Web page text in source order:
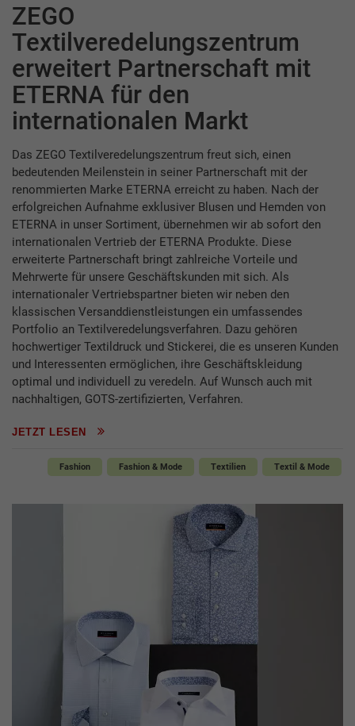
ZEGO
Textilveredelungszentrum
erweitert Partnerschaft mit
ETERNA für den
internationalen Markt
Das ZEGO Textilveredelungszentrum freut sich, einen
bedeutenden Meilenstein in seiner Partnerschaft mit der
renommierten Marke ETERNA erreicht zu haben. Nach der
erfolgreichen Aufnahme exklusiver Blusen und Hemden von
ETERNA in unser Sortiment, übernehmen wir ab sofort den
internationalen Vertrieb der ETERNA Produkte. Diese
erweiterte Partnerschaft bringt zahlreiche Vorteile und
Mehrwerte für unsere Geschäftskunden mit sich. Als
internationaler Vertriebspartner bieten wir neben den
klassischen Versanddienstleistungen ein umfassendes
Portfolio an Textilveredelungsverfahren. Dazu gehören
hochwertiger Textildruck und Stickerei, die es unseren Kunden
und Interessenten ermöglichen, ihre Geschäftskleidung
optimal und individuell zu veredeln. Auf Wunsch auch mit
nachhaltigen, GOTS-zertifizierten, Verfahren.
JETZT LESEN
Fashion Fashion & Mode Textilien Textil & Mode